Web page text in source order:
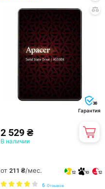
36
Гарантия
2 529 ₴
В наличии
от 211 ₴/мес. 12 10 12
6 Отзывов